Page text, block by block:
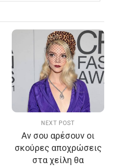
NEXT POST
Αν σου αρέσουν οι
σκούρες αποχρώσεις
στα χείλη θα